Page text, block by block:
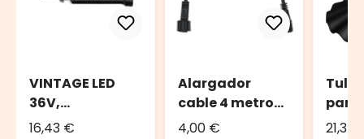
VINTAGE LED
36V,
Transformador
16,43 €
Alargador
cable 4 metros
Led Pro 36V
4,00 €
para
21,37